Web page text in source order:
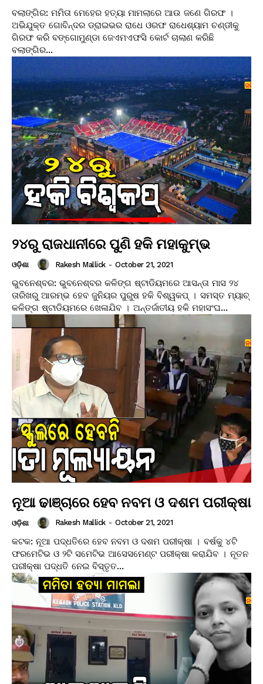
ବଲାଙ୍ଗିର: ମମିତା ମେହେର ହତ୍ୟା ମାମଲାରେ ଆଉ ଜଣେ ଗିରଫ ।
ଅଭିଯୁକ୍ତ ଗୋବିନ୍ଦର ଡ୍ରାଇଭର ରାଧେ ଓରଫ ରାଧେଶ୍ୟାମ ଚଣ୍ଡୀକୁ
ଗିରଫ କରି ବଙ୍ଗୋମୁଣ୍ଡା ଜେଏମଏଫସି କୋର୍ଟ ଚାଲାଣ କରିଛି
ବଲାଙ୍ଗିର...
୨୪ରୁ ରାଜଧାନୀରେ ପୁଣି ହକି ମହାକୁମ୍ଭ
ଓଡ଼ିଶା Rakesh Mallick - October 21, 2021
ଭୁବନେଶ୍ବର: ଭୁବନେଶ୍ବର କଳିଙ୍ଗ ଷ୍ଟାଡିୟମରେ ଆସନ୍ତା ମାସ ୨୪
ତାରିଖରୁ ଆରମ୍ଭ ହେବ ଜୁନିୟର ପୁରୁଷ ହକି ବିଶ୍ୱକପ୍‌ । ସମସ୍ତ ମ୍ୟାଚ୍
କଳିଙ୍ଗ ଷ୍ଟାଡିୟମରେ ଖେଳାଯିବ । ଅନ୍ତର୍ଜାତୀୟ ହକି ମହାସଂଘ...
ନୂଆ ଢାଞ୍ଚାରେ ହେବ ନବମ ଓ ଦଶମ ପରୀକ୍ଷା
ଓଡ଼ିଶା Rakesh Mallick - October 21, 2021
କଟକ: ନୂଆ ପଦ୍ଧତିରେ ହେବ ନବମ ଓ ଦଶମ ପରୀକ୍ଷା । ବର୍ଷକୁ ୪ଟି
ଫରମେଟିଭ ଓ ୨ଟି ସମେଟିଭ ଆସେସମେଣ୍ଟ ପରୀକ୍ଷା କରାଯିବ । ନୂତନ
ପରୀକ୍ଷା ପଦ୍ଧତି ନେଇ ବିସ୍ତୃତ...